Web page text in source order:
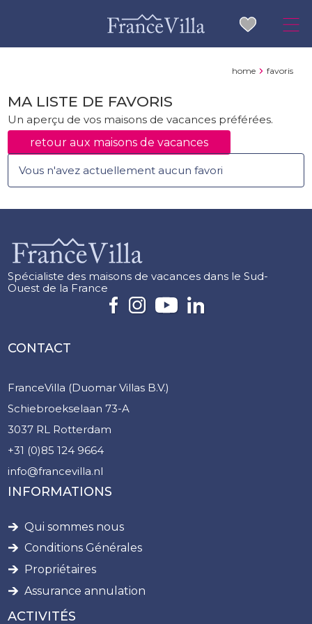
home favoris
MA LISTE DE FAVORIS
Un aperçu de vos maisons de vacances préférées.
retour aux maisons de vacances
Vous n'avez actuellement aucun favori
Spécialiste des maisons de vacances dans le Sud-
Ouest de la France
CONTACT
FranceVilla (Duomar Villas B.V.)
Schiebroekselaan 73-A
3037 RL Rotterdam
+31 (0)85 124 9664
info@francevilla.nl
INFORMATIONS
Qui sommes nous
Conditions Générales
Propriétaires
Assurance annulation
ACTIVITÉS